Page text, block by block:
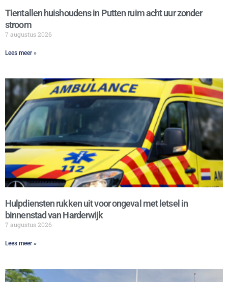
Tientallen huishoudens in Putten ruim acht uur zonder
stroom
7 augustus 2026
Lees meer »
Hulpdiensten rukken uit voor ongeval met letsel in
binnenstad van Harderwijk
7 augustus 2026
Lees meer »